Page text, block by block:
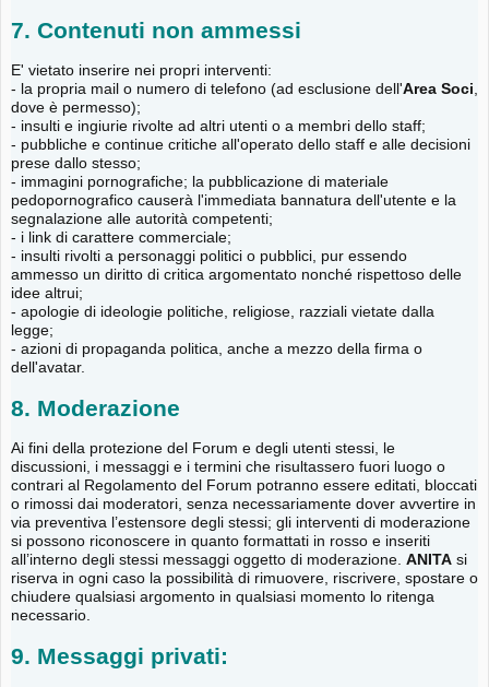
7. Contenuti non ammessi
E' vietato inserire nei propri interventi:
- la propria mail o numero di telefono (ad esclusione dell'Area Soci,
dove è permesso);
- insulti e ingiurie rivolte ad altri utenti o a membri dello staff;
- pubbliche e continue critiche all'operato dello staff e alle decisioni
prese dallo stesso;
- immagini pornografiche; la pubblicazione di materiale
pedopornografico causerà l'immediata bannatura dell'utente e la
segnalazione alle autorità competenti;
- i link di carattere commerciale;
- insulti rivolti a personaggi politici o pubblici, pur essendo
ammesso un diritto di critica argomentato nonché rispettoso delle
idee altrui;
- apologie di ideologie politiche, religiose, razziali vietate dalla
legge;
- azioni di propaganda politica, anche a mezzo della firma o
dell'avatar.
8. Moderazione
Ai fini della protezione del Forum e degli utenti stessi, le
discussioni, i messaggi e i termini che risultassero fuori luogo o
contrari al Regolamento del Forum potranno essere editati, bloccati
o rimossi dai moderatori, senza necessariamente dover avvertire in
via preventiva l’estensore degli stessi; gli interventi di moderazione
si possono riconoscere in quanto formattati in rosso e inseriti
all’interno degli stessi messaggi oggetto di moderazione. ANITA si
riserva in ogni caso la possibilità di rimuovere, riscrivere, spostare o
chiudere qualsiasi argomento in qualsiasi momento lo ritenga
necessario.
9. Messaggi privati: